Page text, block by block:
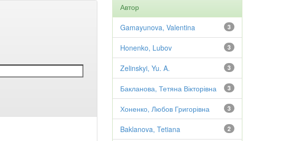
Автор
3
Gamayunova, Valentina
3
Honenko, Lubov
3
Zelinskyi, Yu. A.
3
Бакланова, Тетяна Вікторівна
3
Хоненко, Любов Григорівна
2
Baklanova, Tetiana